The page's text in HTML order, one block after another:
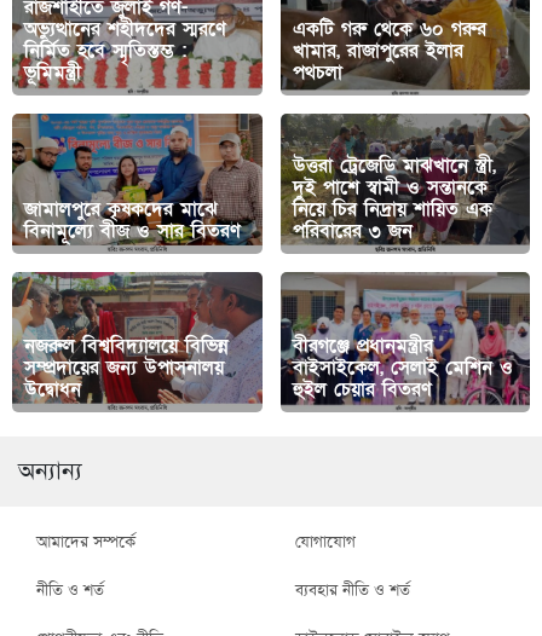
রাজশাহীতে জুলাই গণ-
অভ্যুত্থানের শহীদদের স্মরণে
নির্মিত হবে স্মৃতিস্তম্ভ :
ভূমিমন্ত্রী
একটি গরু থেকে ৬০ গরুর
খামার, রাজাপুরের ইলার
পথচলা
জামালপুরে কৃষকদের মাঝে
বিনামূল্যে বীজ ও সার বিতরণ
উত্তরা ট্রেজেডি মাঝখানে স্ত্রী,
দুই পাশে স্বামী ও সন্তানকে
নিয়ে চির নিদ্রায় শায়িত এক
পরিবারের ৩ জন
নজরুল বিশ্ববিদ্যালয়ে বিভিন্ন
সম্প্রদায়ের জন্য উপাসনালয়
উদ্বোধন
বীরগঞ্জে প্রধানমন্ত্রীর
বাইসাইকেল, সেলাই মেশিন ও
হুইল চেয়ার বিতরণ
অন্যান্য
আমাদের সম্পর্কে যোগাযোগ
নীতি ও শর্ত ব্যবহার নীতি ও শর্ত